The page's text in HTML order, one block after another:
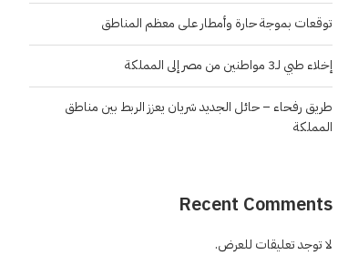
توقعات بموجة حارة وأمطار على معظم المناطق
إخلاء طبي لـ3 مواطنين من مصر إلى المملكة
طريق رفحاء – حائل الجديد شريان يعزز الربط بين مناطق
المملكة
Recent Comments
لا توجد تعليقات للعرض.